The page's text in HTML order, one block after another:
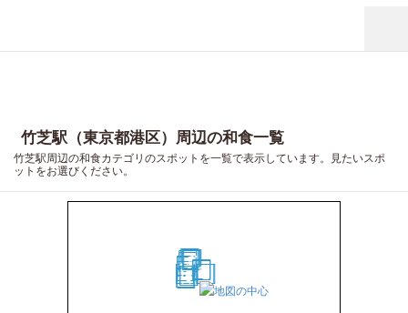
竹芝駅（東京都港区）周辺の和食一覧
竹芝駅周辺の和食カテゴリのスポットを一覧で表示しています。見たいスポ
ットをお選びください。
12
3
4
5
6
7
8
9
10
11
12
13
14
15
16
17
18
19
20